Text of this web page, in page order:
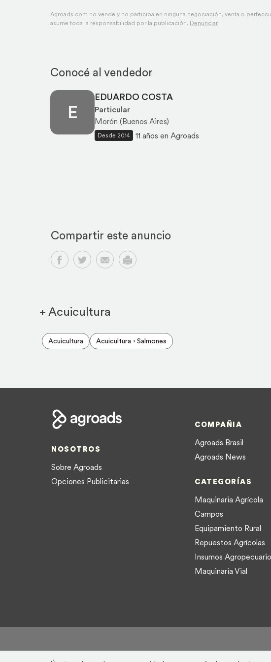
Agroads.com no vende y no participa en ninguna negociación, venta o
asume toda la responsabilidad por la publicación. Denunciar
Conocé al vendedor
E
EDUARDO COSTA
Particular
Morón (Buenos Aires)
Desde 2014 11 años en Agroads
Compartir este anuncio
Compartir en Facebook
Compartir en Twitter
Compartir por email
Imprimir
+ Acuicultura
Acuicultura Acuicultura › Salmones
NOSOTROS
Sobre Agroads
Opciones Publicitarias
COMPAÑIA
Agroads Brasil
Agroads News
CATEGORÍAS
Maquinaria Agrícola
Campos
Equipamiento Rural
Repuestos Agrícolas
Insumos
Maquinaria Vial